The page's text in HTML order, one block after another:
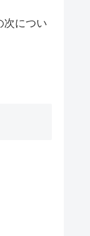
次につい